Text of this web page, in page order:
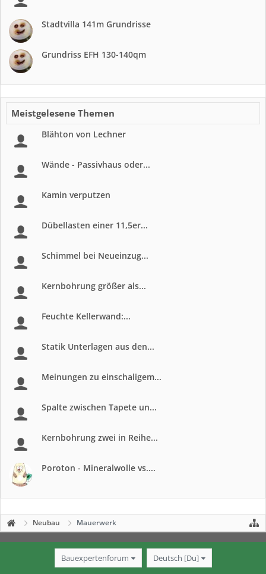
Stadtvilla 141m Grundrisse
Grundriss EFH 130-140qm
Meistgelesene Themen
Blähton von Lechner
Wände - Passivhaus oder...
Kamin verputzen
Dübellasten einer 11,5er...
Schimmel bei Neueinzug...
Kernbohrung größer als...
Feuchte Kellerwand:...
Statik Unterlagen aus den...
Meinungen zu einschaligem...
Spalte zwischen Tapete un...
Kernbohrung zwei in Reihe...
Poroton - Mineralwolle vs....
Neubau Mauerwerk
Bauexpertenforum Deutsch [Du]